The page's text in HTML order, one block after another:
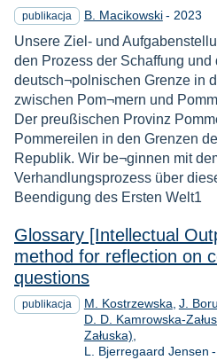
publikacja B. Macikowski - Rok
2023
Unsere Ziel- und
den Prozess der Schaffung
deutsch¬polnischen Grenze in
zwischen Pom¬mern und
Der preußischen Provinz
Pommereilen in den Grenzen
Republik. Wir be¬ginnen mit
Verhandlungsprozess über
Beendigung des Ersten Welt1
Glossary [Intellectual
method for reflection on
questions
publikacja M. Kostrzewska J.
D. D. Kamrowska-
Załuska)
L. Bjerregaard Jensen -